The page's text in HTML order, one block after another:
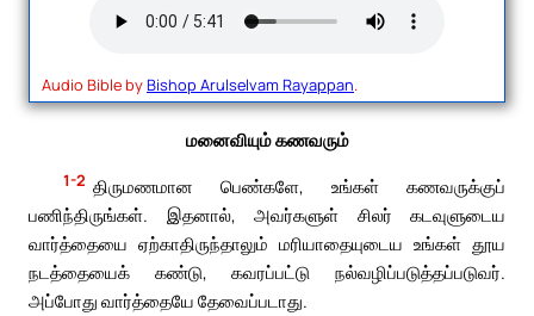
Audio Bible byBishop Arulselvam Rayappan.
மனைவியும் கணவரும்
1-2 திருமணமான பெண்களே, உங்கள் கணவருக்குப்
பணிந்திருங்கள். இதனால், அவர்களுள் சிலர் கடவுளுடைய
வார்த்தையை ஏற்காதிருந்தாலும் மரியாதையுடைய உங்கள் தூய
நடத்தையைக் கண்டு, கவரப்பட்டு நல்வழிப்படுத்தப்படுவர்.
அப்போது வார்த்தையே தேவைப்படாது.